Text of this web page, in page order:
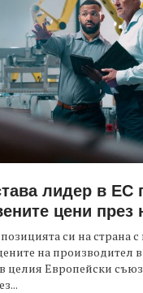
лидер в ЕС
цени през
си на страна
на производител в
целия Европейски съюз